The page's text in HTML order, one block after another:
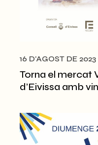
16 D'AGOST DE 2023
Torna el mercat
d’Eivissa amb